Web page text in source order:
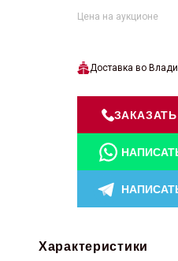
Цена на аукционе
Доставка во
Характеристики